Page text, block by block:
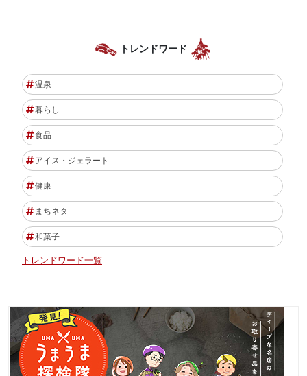
トレンドワード
温泉
暮らし
食品
アイス・ジェラート
健康
まちネタ
和菓子
トレンドワード一覧